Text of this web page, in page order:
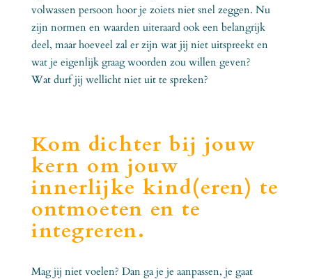
volwassen persoon hoor je zoiets niet snel zeggen. Nu
zijn normen en waarden uiteraard ook een belangrijk
deel, maar hoeveel zal er zijn wat jij niet uitspreekt en
wat je eigenlijk graag woorden zou willen geven?
Wat durf jij wellicht niet uit te spreken?
Kom dichter bij jouw
kern om jouw
innerlijke kind(eren) te
ontmoeten en te
integreren.
Mag jij niet voelen? Dan ga je je aanpassen, je gaat